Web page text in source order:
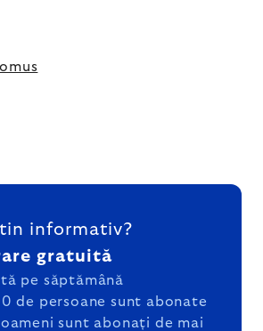
informativ?
gratuită
pe săptămână
de persoane sunt abonate
sunt abonați de mai